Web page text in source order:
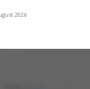
2026